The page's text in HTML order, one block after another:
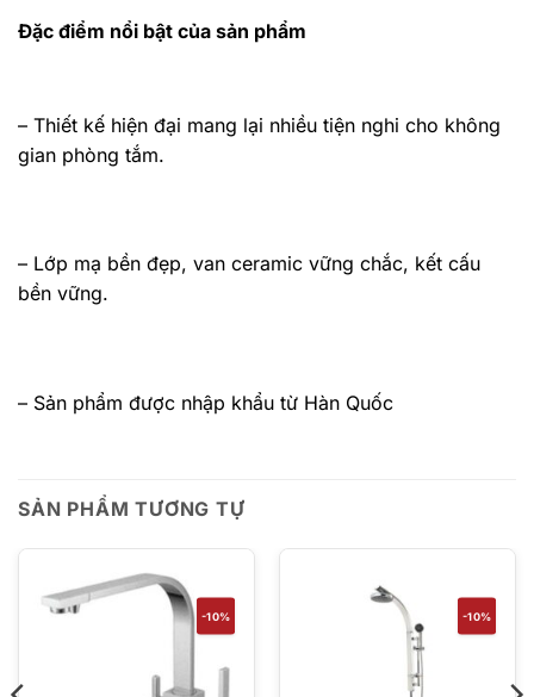
Đặc điểm nổi bật của sản phẩm
– Thiết kế hiện đại mang lại nhiều tiện nghi cho không
gian phòng tắm.
– Lớp mạ bền đẹp, van ceramic vững chắc, kết cấu
bền vững.
– Sản phẩm được nhập khẩu từ Hàn Quốc
SẢN PHẨM TƯƠNG TỰ
-10% -10%